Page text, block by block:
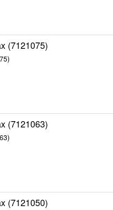
(7121075)
(7121063)
(7121050)